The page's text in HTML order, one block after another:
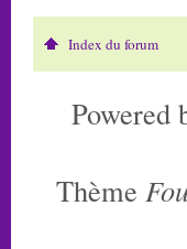
Index du forum
Powered
Thème